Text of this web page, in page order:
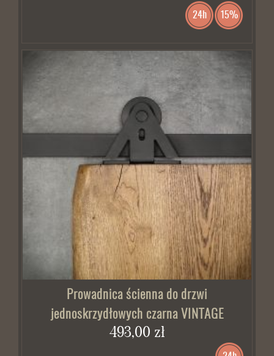
24h 15%
Prowadnica ścienna do drzwi
jednoskrzydłowych czarna VINTAGE
493,00 zł